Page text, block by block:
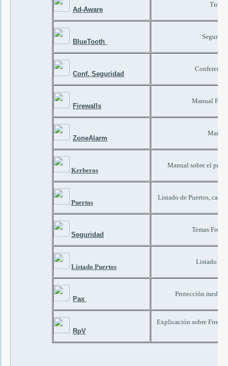
Ad-Aware
BlueTooth
Conf. Seguridad
Firewalls
Manual
ZoneAlarm
Kerberos
Manual sobre el
Puertos
Listado de Puertos,
Seguridad
Temas
Listado Puertos
Listado de
Pax
Protección
RpV
Explicación sobre